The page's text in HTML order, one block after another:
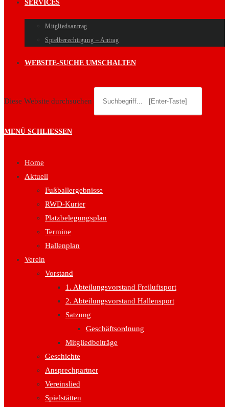
SERVICES
Mitgliedsantrag
Spielberechtigung – Antrag
WEBSITE-SUCHE UMSCHALTEN
Diese Website durchsuchen
MENÜ SCHLIESSEN
Home
Aktuell
Fußballergebnisse
RWD-Kurier
Platzbelegungsplan
Termine
Hallenplan
Verein
Vorstand
1. Abteilungsvorstand Freiluftsport
2. Abteilungsvorstand Hallensport
Satzung
Geschäftsordnung
Mitgliedbeiträge
Geschichte
Ansprechpartner
Vereinslied
Spielstätten